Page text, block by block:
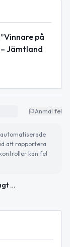
på
Jämtland
Anmäl fel
att rapportera
kan fel
Villapriserna har stigit svagt i Sverige – Norrbotten i toppskiktet enligt Fastighetsbyrån